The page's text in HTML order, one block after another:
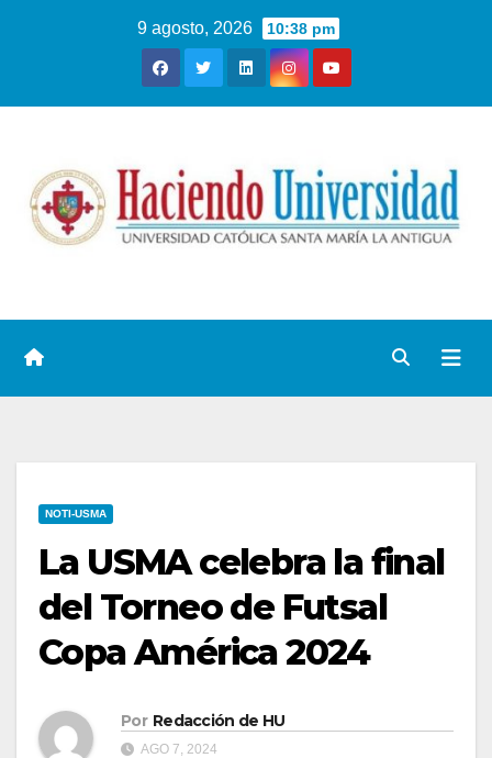
9 agosto, 2026 10:38 pm
NOTI-USMA
La USMA celebra la final
del Torneo de Futsal
Copa América 2024
Por Redacción de HU
AGO 7, 2024